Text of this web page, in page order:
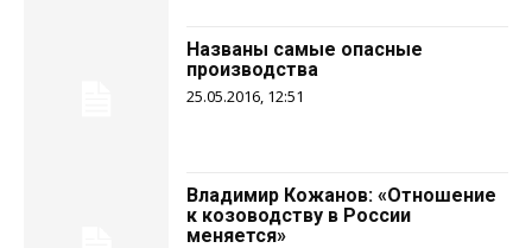
Названы самые опасные
производства
25.05.2016, 12:51
Владимир Кожанов: «Отношение
к козоводству в России
меняется»